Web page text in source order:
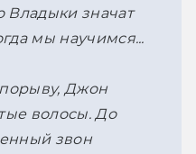
Владыки значат
мы научимся...
Джон
волосы. До
звон